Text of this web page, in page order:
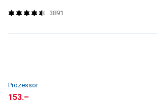
3891
Prozessor
CHF
153.–